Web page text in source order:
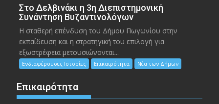
Στο Δελβινάκι η 3η Διεπιστημονική
Συνάντηση Βυζαντινολόγων
Η σταθερή επένδυση του Δήμου Πωγωνίου στην
εκπαίδευση και η στρατηγική του επιλογή για
εξωστρέφεια μετουσιώνονται...
Ενδιαφέρουσες Ιστορίες Επικαιρότητα Νέα των Δήμων
Επικαιρότητα